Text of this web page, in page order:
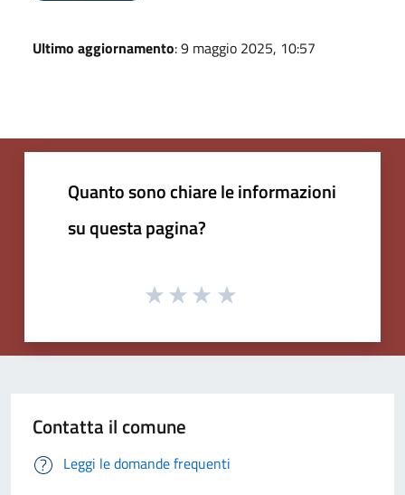
Ultimo aggiornamento: 9 maggio 2025, 10:57
Quanto sono chiare le informazioni
su questa pagina?
Contatta il comune
Leggi le domande frequenti